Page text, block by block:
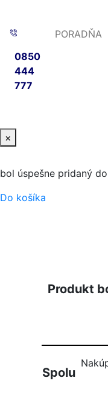
0850
444
777
PORADŇA
×
bol úspešne pridaný
Do košíka
Produkt
Spolu